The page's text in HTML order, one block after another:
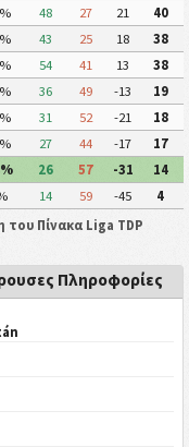
48 27 21
40
43 25 18
38
54 41 13
38
36 49 -13
19
31 52 -21
18
27 44 -17
17
26 57 -31
14
14 59 -45
4
του Πίνακα Liga TDP
Πληροφορίες